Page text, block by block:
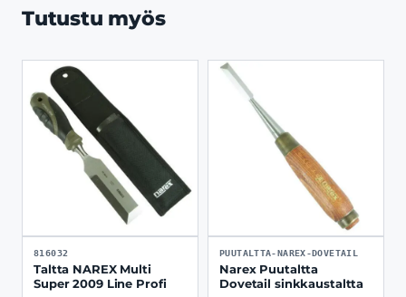
Tutustu myös
816032
Taltta NAREX Multi
Super 2009 Line Profi
PUUTALTTA-NAREX-DOVETAIL
Narex Puutaltta
Dovetail sinkkaustaltta